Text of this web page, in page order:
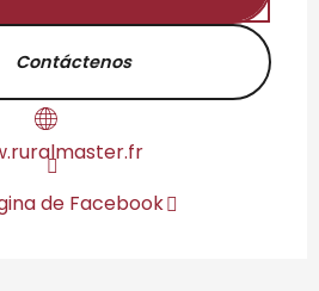
Contáctenos
de Facebook